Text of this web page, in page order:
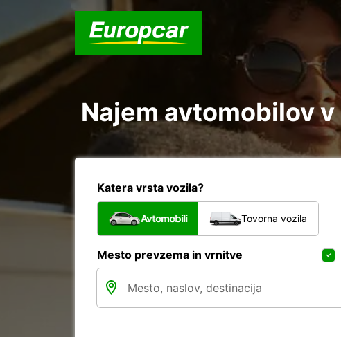
Katera vrsta vozila?
Avtomobili Tovorna vozila
Mesto prevzema in vrnitve